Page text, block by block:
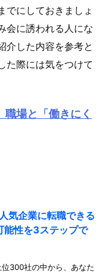
でにしておきましょ
会に誘われる人にな
介した内容を参考と
た際には気をつけて
職場と「働きにく
気企業に転職できる
能性を3ステップで
300社の中から、あなた